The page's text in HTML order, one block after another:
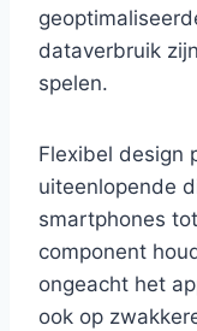
dataverbruik
spelen.
Flexibel design
uiteenlopende
smartphones
component
ongeacht het
ook op